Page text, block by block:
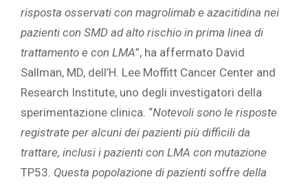
risposta osservati con magrolimab e azacitidina nei
pazienti con SMD ad alto rischio in prima linea di
trattamento e con LMA”, ha affermato David
Sallman, MD, dell’H. Lee Moffitt Cancer Center and
Research Institute, uno degli investigatori della
sperimentazione clinica. “Notevoli sono le risposte
registrate per alcuni dei pazienti più difficili da
trattare, inclusi i pazienti con LMA con mutazione
TP53. Questa popolazione di pazienti soffre della